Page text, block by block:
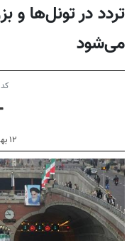
تردد در تونل‌ها و
می‌شود
۱۲ بهمن ۱۳۹۳ - ۱۰:۲۲